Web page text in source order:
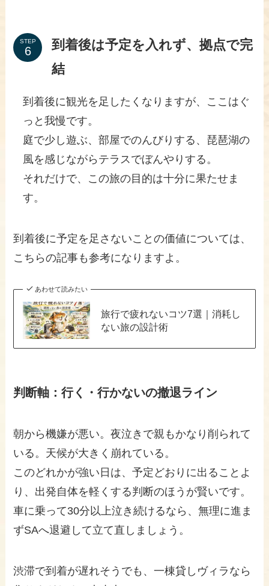
STEP
到着後は予定を入れず、拠点で完
結
到着後に観光を足したくなりますが、ここはぐ
っと我慢です。
庭で少し遊ぶ、部屋でのんびりする、琵琶湖の
風を感じながらテラスでぼんやりする。
それだけで、この旅の目的は十分に果たせま
す。
到着後に予定を足さないことの価値については、
こちらの記事も参考になりますよ。
あわせて読みたい
旅行で疲れないコツ7選｜消耗し
ない旅の設計術
判断軸：行く・行かないの撤退ライン
朝から機嫌が悪い。夜泣きで親もかなり削られて
いる。天候が大きく崩れている。
このどれかが強い日は、予定どおりに出ることよ
り、出発自体を軽くする判断のほうが賢いです。
車に乗って30分以上泣き続けるなら、無理に進ま
ずSAへ退避して立て直しましょう。
渋滞で到着が遅れそうでも、一棟貸しヴィラなら